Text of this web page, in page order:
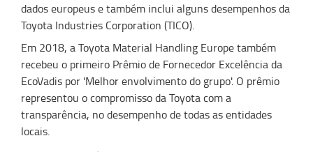
dados europeus e também inclui alguns desempenhos da
Toyota Industries Corporation (TICO).
Em 2018, a Toyota Material Handling Europe também
recebeu o primeiro Prêmio de Fornecedor Excelência da
EcoVadis por 'Melhor envolvimento do grupo'. O prêmio
representou o compromisso da Toyota com a
transparência, no desempenho de todas as entidades
locais.